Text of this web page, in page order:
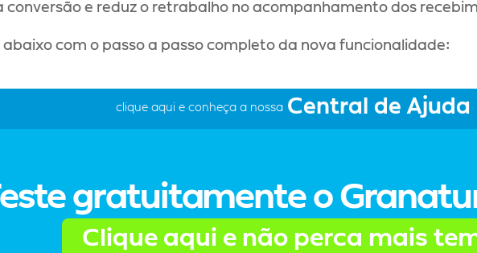
conversão e reduz o retrabalho no acompanhamento dos
abaixo com o passo a passo completo da nova funcionalidade:
Central de Ajuda
clique aqui e conheça a nossa
gratuitamente o
Clique aqui e não perca mais